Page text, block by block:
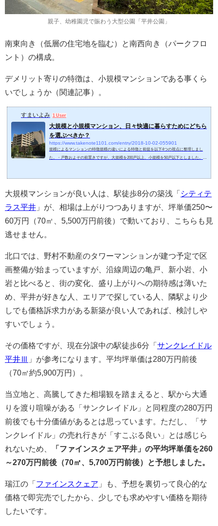
親子、幼稚園児で賑わう大型公園「平井公園」
南東向き（低層の住宅地を臨む）と南西向き（パークフロ
ント）の構成。
デメリット寄りの特徴は、小規模マンションである事くら
いでしょうか（関連記事）。
すまいよみ 1 User
大規模と小規模マンション、日々快適に暮らすためにどちら
を選ぶべきか？
https://www.takenote1101.com/entry/2018-10-02-055901
規模によるマンションの特徴規模の違いによる特徴と前提を以下4つの視点に整理しまし
た。・戸数およその前置きですが、大規模を200戸以上、小規模を50戸以下としました。私
が多いので、当然マンションの敷地面積は広く、タワマンのように空に長くてもそれなり
の広さになるの...
大規模マンションが良い人は、駅徒歩8分の築浅「 シティテ
ラス平井 」が、相場は上がりつつありますが、坪単価250〜
60万円（70㎡、5,500万円前後）で動いており、こちらも見
逃せません。
北口では、野村不動産のタワーマンションが建つ予定で区
画整備が始まっていますが、沿線周辺の亀戸、新小岩、小
岩と比べると、街の変化、盛り上がりへの期待感は薄いた
め、平井が好きな人、エリアで探している人、隣駅より少
しでも価格訴求力がある新築が良い人であれば、検討しや
すいでしょう。
その価格ですが、現在分譲中の駅徒歩6分「 サンクレイドル
平井Ⅲ 」が参考になります。平均坪単価は280万円前後
（70㎡約5,900万円）。
当立地と、高騰してきた相場観を踏まえると、駅から大通
りを渡り喧噪がある「サンクレイドル」と同程度の280万円
前後でも十分価値があるとは思っています。ただし、「サ
ンクレイドル」の売れ行きが「すこぶる良い」とは感じら
れないため、
「ファインスクェア平井」の平均坪単価を260
～270万円前後（70㎡、5,700万円前後）と予想しました。
瑞江の「 ファインスクェア 」も、予想を裏切って良心的な
価格で即完売でしたから、少しでも求めやすい価格を期待
したいです。